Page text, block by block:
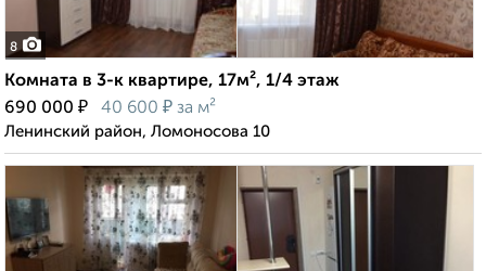
8
Комната в 3-к квартире, 17м², 1/4 этаж
690 000 ₽ 40 600 ₽ за м²
Ленинский район, Ломоносова 10